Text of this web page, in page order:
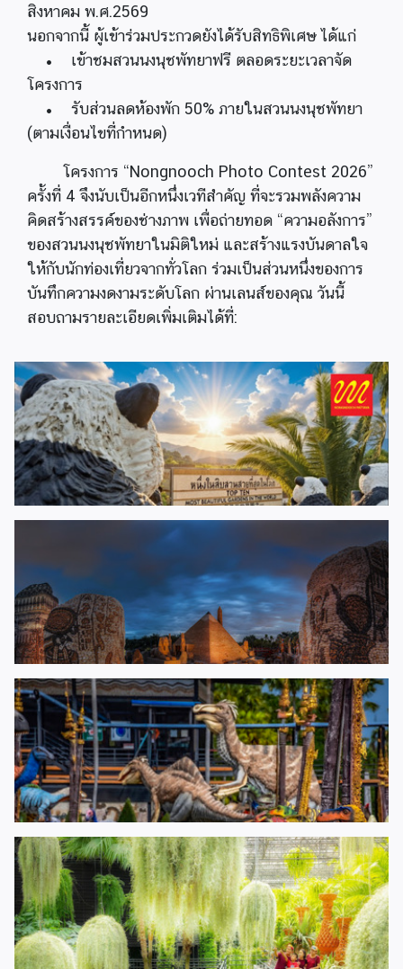
สิงหาคม พ.ศ.2569
นอกจากนี้ ผู้เข้าร่วมประกวดยังได้รับสิทธิพิเศษ ได้แก่
• เข้าชมสวนนงนุชพัทยาฟรี ตลอดระยะเวลาจัด
โครงการ
• รับส่วนลดห้องพัก 50% ภายในสวนนงนุชพัทยา
(ตามเงื่อนไขที่กำหนด)
โครงการ “Nongnooch Photo Contest 2026”
ครั้งที่ 4 จึงนับเป็นอีกหนึ่งเวทีสำคัญ ที่จะรวมพลังความ
คิดสร้างสรรค์ของช่างภาพ เพื่อถ่ายทอด “ความอลังการ”
ของสวนนงนุชพัทยาในมิติใหม่ และสร้างแรงบันดาลใจ
ให้กับนักท่องเที่ยวจากทั่วโลก ร่วมเป็นส่วนหนึ่งของการ
บันทึกความงดงามระดับโลก ผ่านเลนส์ของคุณ วันนี้
สอบถามรายละเอียดเพิ่มเติมได้ที่: